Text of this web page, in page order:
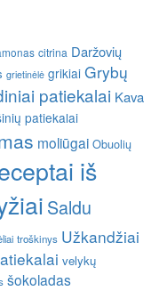
citrina Daržovių
grietinėlė grikiai Grybų
patiekalai Kava
patiekalai
moliūgai Obuolių
iš
Saldu
troškinys Užkandžiai
velykų
šokoladas